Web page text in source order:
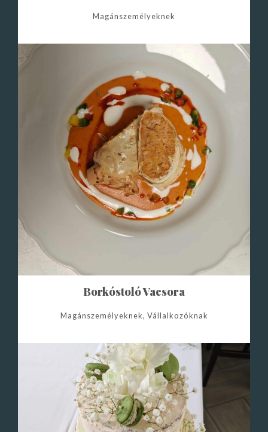
Magánszemélyeknek
Borkóstoló Vacsora
Magánszemélyeknek, Vállalkozóknak